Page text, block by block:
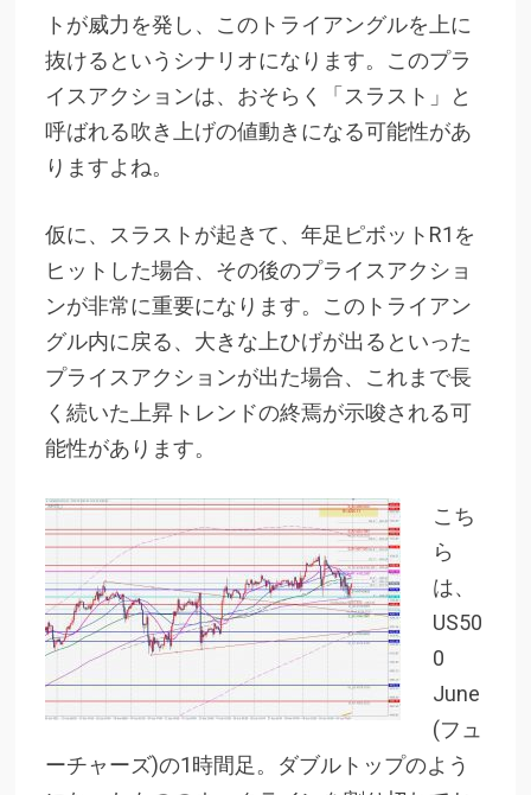
トが威力を発し、このトライアングルを上に
抜けるというシナリオになります。このプラ
イスアクションは、おそらく「スラスト」と
呼ばれる吹き上げの値動きになる可能性があ
りますよね。
仮に、スラストが起きて、年足ピボットR1を
ヒットした場合、その後のプライスアクショ
ンが非常に重要になります。このトライアン
グル内に戻る、大きな上ひげが出るといった
プライスアクションが出た場合、これまで長
く続いた上昇トレンドの終焉が示唆される可
能性があります。
こち
ら
は、
US50
0
June
(フュ
ーチャーズ)の1時間足。ダブルトップのよう